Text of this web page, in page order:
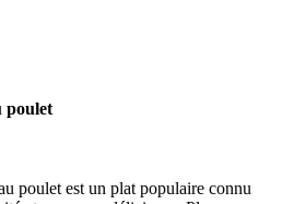
poulet
poulet est un plat populaire connu